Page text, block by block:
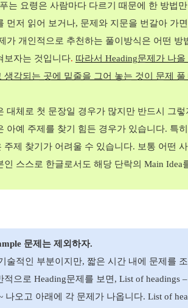
는 요령은 사람마다 다르기 때문에 한 방법
먼저 읽어 보거나, 문제와 지문을 번갈아 가
가 개인적으로 추천하는 풀이방식은 어떤 방
보자는 것입니다. 따라서 Heading문제가 나올
생각되는 곳에 밑줄을 그어 놓는 것이 문제
대체로 첫 문장일 경우가 많지만 반드시 그
아예 주제를 찾기 힘든 경우가 있습니다. 특
주제 찾기가 어려울 수 있습니다. 보통 어떤
인 스스로 한글로서도 해당 단락의 Main Idea
문제는 제외하자.
술적인 부분이지만, 짧은 시간 내에 문제를
적으로 Heading문제를 보면 , List of headings –
나오고 아래에 각 문제가 나옵니다. List of